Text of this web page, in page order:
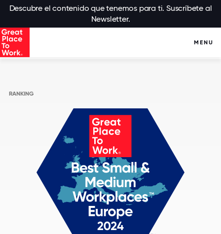
Descubre el contenido que tenemos para ti. Suscríbete al
Newsletter.
MENU
RANKING